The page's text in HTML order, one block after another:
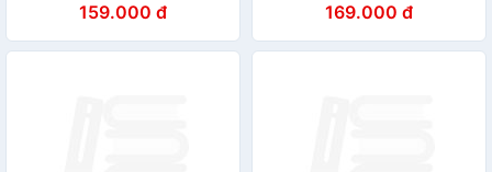
159.000 đ 169.000 đ